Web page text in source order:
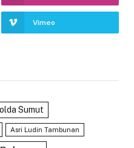
Vimeo
Sumut
Asri Ludin Tambunan